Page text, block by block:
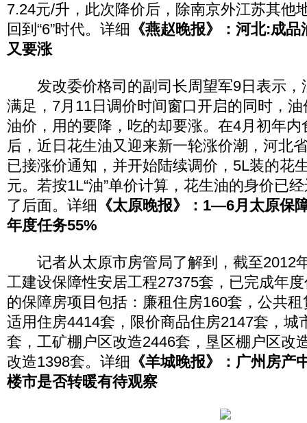
7.24元/升，此次降价后，除南京外江苏其他
回到“6”时代。详细 《燕赵晚报》：河北:成
又要涨
发改委价格司的副司长周望军9日表示，
满足，7月11日调价时间窗口开启的同时，
油价，用的要降，吃的却要涨。在4月初年
后，近日花生油又迎来新一轮涨价潮，河北
已接涨价通知，并开始陆续调价，5L装的花
元。若按1L“油”单价计算，花生油的身价已
了后面。详细 《太原晚报》：1―6月太原保
年度任务55%
记者从太原市房管局了解到，截至2012
工建设保障性安居工程27375套，已完成年
的保障房项目包括：廉租住房160套，公共
适用住房4414套，限价商品住房2147套，城
套，工矿棚户区改造2446套，垦区棚户区改
改造1398套。详细 《羊城晚报》：广州房
楼市是否转暖有待观察